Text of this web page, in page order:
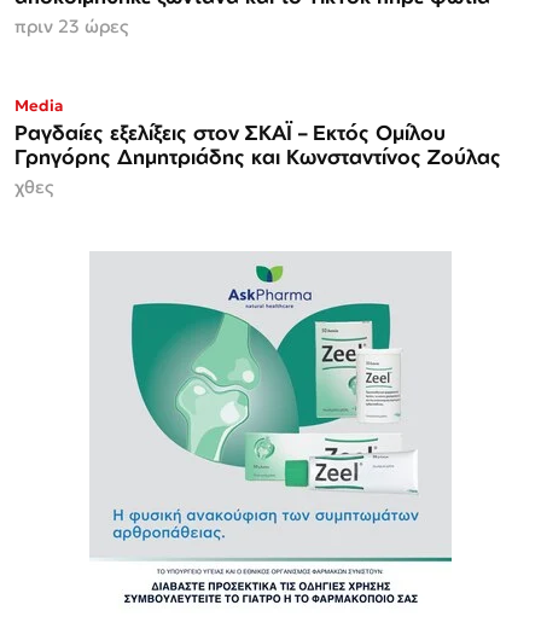
πριν 23 ώρες
Media
Ραγδαίες εξελίξεις στον ΣΚΑΪ – Εκτός Ομίλου
Γρηγόρης Δημητριάδης και Κωνσταντίνος Ζούλας
χθες